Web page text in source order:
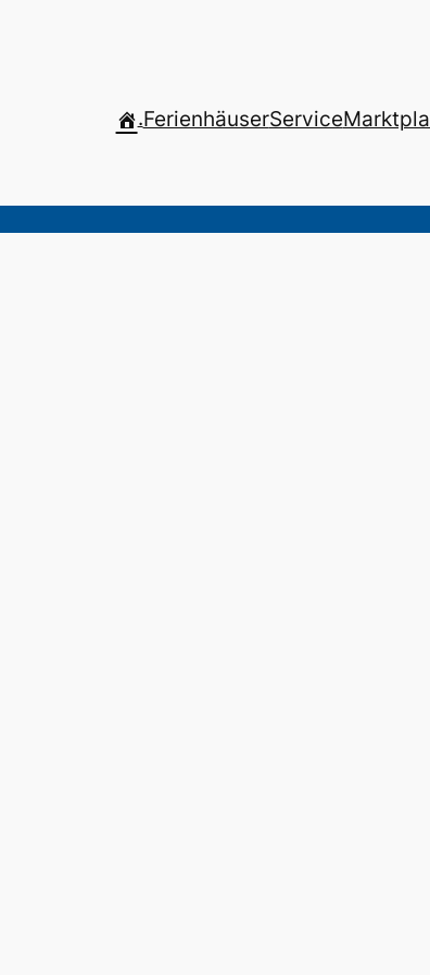
.FerienhäuserService